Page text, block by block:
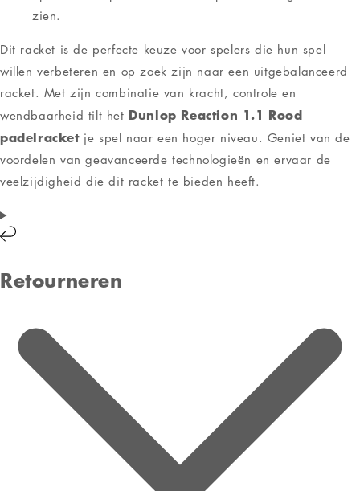
zien.
Dit racket is de perfecte keuze voor spelers die hun spel
willen verbeteren en op zoek zijn naar een uitgebalanceerd
racket. Met zijn combinatie van kracht, controle en
wendbaarheid tilt het Dunlop Reaction 1.1 Rood
padelracketje spel naar een hoger niveau. Geniet van de
voordelen van geavanceerde technologieën en ervaar de
veelzijdigheid die dit racket te bieden heeft.
Retourneren